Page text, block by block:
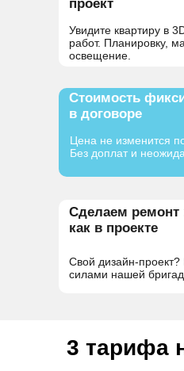
Сделаем ремонт
как в проекте
Свой дизайн-проект?
силами нашей
проект
Стоимость
в договоре
Увидите квартиру в
работ. Планировку,
освещение.
Цена не изменится
Без доплат и
3 тарифа